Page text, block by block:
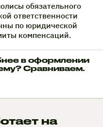
обязательного
ответственности
по юридической
компенсаций.
в оформлении
Сравниваем.
на